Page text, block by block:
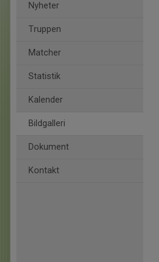
Nyheter
Truppen
Matcher
Statistik
Kalender
Bildgalleri
Dokument
Kontakt